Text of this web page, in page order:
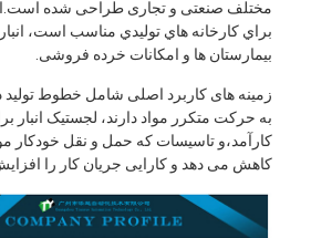
براي کارخانه هاي توليدي مناسب است،
بیمارستان ها و امکانات خرده فروشی.
زمینه های کاربرد اصلی شامل خطوط تولید
به حرکت متكرر مواد دارند، لجستیک انبار
کارآمد،و تاسیسات که حمل و نقل خودکار
کاهش می دهد و کارایی جریان کار را